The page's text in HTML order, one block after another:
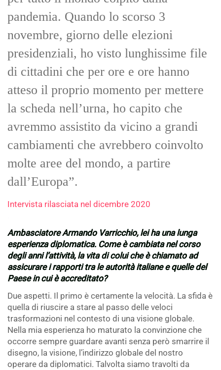
pandemia. Quando lo scorso 3
novembre, giorno delle elezioni
presidenziali, ho visto lunghissime file
di cittadini che per ore e ore hanno
atteso il proprio momento per mettere
la scheda nell’urna, ho capito che
avremmo assistito da vicino a grandi
cambiamenti che avrebbero coinvolto
molte aree del mondo, a partire
dall’Europa”.
Intervista rilasciata nel dicembre 2020
Ambasciatore Armando Varricchio, lei ha una lunga
esperienza diplomatica. Come è cambiata nel corso
degli anni l’attività, la vita di colui che è chiamato ad
assicurare i rapporti tra le autorità italiane e quelle del
Paese in cui è accreditato?
Due aspetti. Il primo è certamente la velocità. La sfida è
quella di riuscire a stare al passo delle veloci
trasformazioni nel contesto di una visione globale.
Nella mia esperienza ho maturato la convinzione che
occorre sempre guardare avanti senza però smarrire il
disegno, la visione, l’indirizzo globale del nostro
operare da diplomatici. Talvolta siamo travolti da